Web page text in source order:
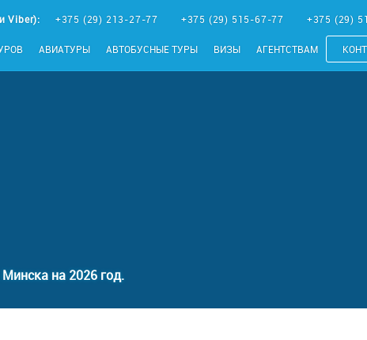
Viber): +375 (29) 213-27-77 +375 (29) 515-67-77 +375 (29)
АВИАТУРЫ АВТОБУСНЫЕ ТУРЫ ВИЗЫ АГЕНТСТВАМ
на 2026 год.